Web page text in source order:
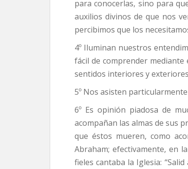
para conocerlas, sino para
auxilios divinos de que nos
percibimos que los
4º Iluminan nuestros
fácil de comprender
sentidos interiores y
5º Nos asisten
6º Es opinión piadosa de
acompañan las almas de sus
que éstos mueren, como
Abraham; efectivamente, en
fieles cantaba la Iglesia: